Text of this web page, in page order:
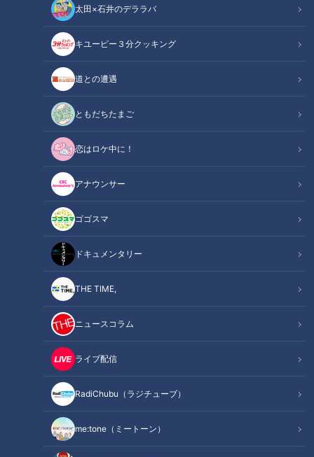
太田×石井のデララバ
キユーピー３分クッキング
道との遭遇
ともだちたまご
恋はロケ中に！
アナウンサー
ゴゴスマ
ドキュメンタリー
THE TIME,
ニュースコラム
ライブ配信
RadiChubu（ラジチューブ）
me:tone（ミートーン）
「サンデードラゴンズ」より田島慎二投手(C)CBCテレビ
中日ドラゴンズ
サンドラコラム
「とある妄想しがちなファンのドラゴンズ見聞録」
ＣＢＣテレビ「サンデードラゴンズ」（毎週日曜日午後１２時
５４分から東海エリアで生放送）を見たコラム
関連リンク
【動画】最終戦で田中幹也が見せた気迫のダイ
別れの季節がやってきた。終わりがあるから、美しくもあり、
また新たな始まりにも繋がっていく。順位が確定して、3年連
続最下位という苦しい現実が突きつけられた中での希望は、選
手それぞれがやりきった経験だ。今シーズンで引退する田島投
手が13年間在籍した中でドラゴンズがAクラスになったのは一
度きり。中継ぎ抑え投手として、勝利数の少ないチームで活躍
するのは、条件や気持ちの面でも難しさがある中で、それを跳
ね除けていく覚悟が必要だ。そんな茨の道を堂々と走り切った
田島投手の表情は晴れやかに映った。今回のサンドラは、そん
な田島慎二投手の特集。それでは早速振り返る！